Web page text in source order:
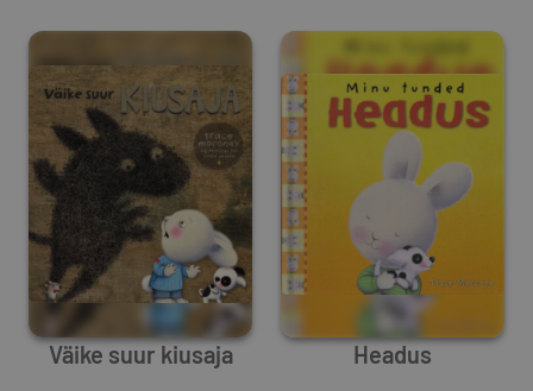
Väike suur kiusaja Headus